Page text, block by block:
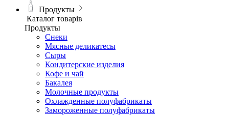
Продукты
Каталог товарів
Продукты
Снеки
Мясные деликатесы
Сыры
Кондитерские изделия
Кофе и чай
Бакалея
Молочные продукты
Охлажденные полуфабрикаты
Замороженные полуфабрикаты